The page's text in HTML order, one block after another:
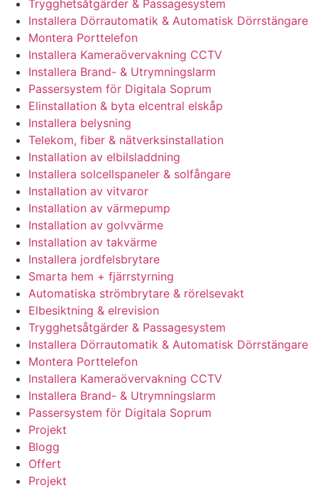
Trygghetsåtgärder & Passagesystem
Installera Dörrautomatik & Automatisk Dörrstängare
Montera Porttelefon
Installera Kameraövervakning CCTV
Installera Brand- & Utrymningslarm
Passersystem för Digitala Soprum
Elinstallation & byta elcentral elskåp
Installera belysning
Telekom, fiber & nätverksinstallation
Installation av elbilsladdning
Installera solcellspaneler & solfångare
Installation av vitvaror
Installation av värmepump
Installation av golvvärme
Installation av takvärme
Installera jordfelsbrytare
Smarta hem + fjärrstyrning
Automatiska strömbrytare & rörelsevakt
Elbesiktning & elrevision
Trygghetsåtgärder & Passagesystem
Installera Dörrautomatik & Automatisk Dörrstängare
Montera Porttelefon
Installera Kameraövervakning CCTV
Installera Brand- & Utrymningslarm
Passersystem för Digitala Soprum
Projekt
Blogg
Offert
Projekt